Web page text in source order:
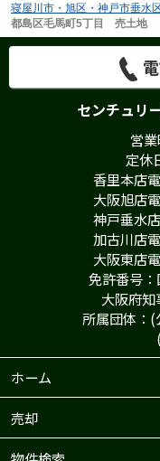
寝屋川市・旭区・神戸市垂水
都島区毛馬町5丁目 売土地
センチュリ
営
定休
香里本店
大阪旭店
神戸垂水
加古川店
大阪東店
免許番号
大阪府
所属団体：
(公社)
ホーム
売却